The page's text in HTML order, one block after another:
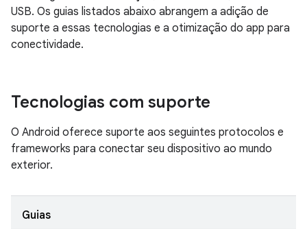
USB. Os guias listados abaixo abrangem a adição de
suporte a essas tecnologias e a otimização do app para
conectividade.
Tecnologias com suporte
O Android oferece suporte aos seguintes protocolos e
frameworks para conectar seu dispositivo ao mundo
exterior.
Guias